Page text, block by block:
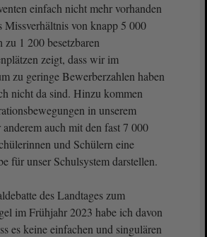
einfach nicht mehr vorhanden
Missverhältnis von knapp 5 000
1 200 besetzbaren
zeigt, dass wir im
zu geringe Bewerberzahlen haben
nicht da sind. Hinzu kommen
in unserem
auch mit den fast 7 000
und Schülern eine
für unser Schulsystem darstellen.
des Landtages zum
im Frühjahr 2023 habe ich davon
es keine einfachen und singulären